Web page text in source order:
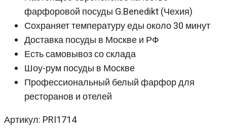
фарфоровой посуды G.Benedikt (Чехия)
Сохраняет температуру еды около 30 минут
Доставка посуды в Москве и РФ
Есть самовывоз со склада
Шоу-рум посуды в Москве
Профессиональный белый фарфор для
ресторанов и отелей
Артикул: PRI1714